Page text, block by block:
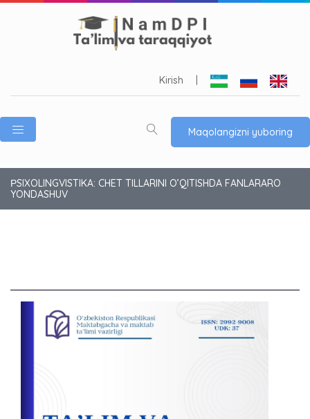
Kirish
Maqolangizni yuboring
РSIXOLINGVISTIKA: CHET TILLARINI O’QITISHDA FANLARARO
YONDASHUV